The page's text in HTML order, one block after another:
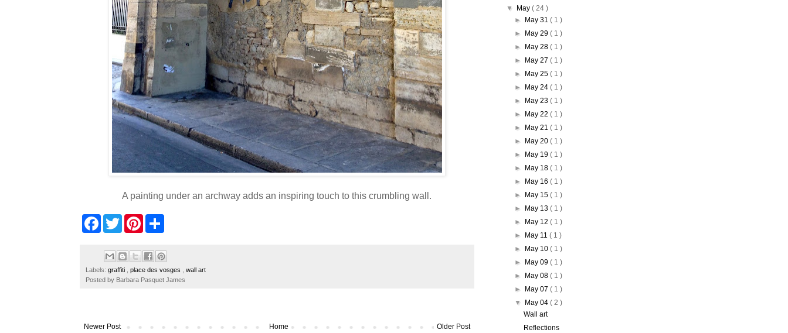
A painting under an archway adds an inspiring touch to this crumbling wall.
o
k
w
t
e
s
e
Labels: graffiti , place des vosges , wall art
Posted by Barbara Pasquet James
Newer Post Older Post
Home
▼
May ( 24 )
►
May 31( 1 )
►
May 29( 1 )
►
May 28( 1 )
►
May 27( 1 )
►
May 25( 1 )
►
May 24( 1 )
►
May 23( 1 )
►
May 22( 1 )
►
May 21( 1 )
►
May 20( 1 )
►
May 19( 1 )
►
May 18( 1 )
►
May 16( 1 )
►
May 15( 1 )
►
May 13( 1 )
►
May 12( 1 )
►
May 11( 1 )
►
May 10( 1 )
►
May 09( 1 )
►
May 08( 1 )
►
May 07( 1 )
▼
May 04( 2 )
Wall art
Reflections